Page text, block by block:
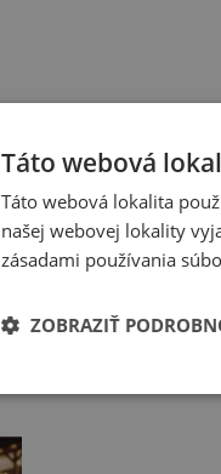
Táto webová
Táto webová lokalita
našej webovej lokality
zásadami používania
ZOBRAZIŤ